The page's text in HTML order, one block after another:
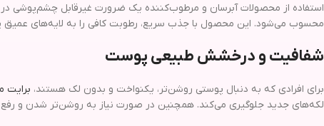
استفاده از محصولات آبرسان و مرطوب‌کننده یک ضرورت غیرقابل چشم‌پوشی
محسوب می‌شود. این محصول با جذب سریع، رطوبت کافی را به لایه‌های
شفافیت و درخشش طبیعی پوست
برای افرادی که به دنبال پوستی روشن‌تر، یکنواخت و بدون لک هستند،
لکه‌های جدید جلوگیری می‌کند. همچنین در صورت نیاز به روشن‌تر شدن و رفع